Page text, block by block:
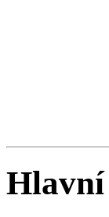
Hlavní